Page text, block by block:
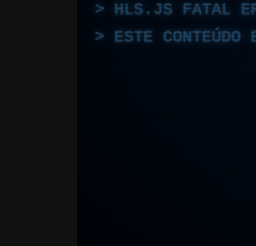
HLS.JS FATAL
ESTE